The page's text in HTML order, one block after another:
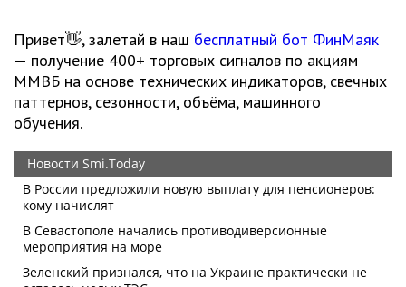
Привет👋, залетай в наш бесплатный бот ФинМаяк
— получение 400+ торговых сигналов по акциям
ММВБ на основе технических индикаторов, свечных
паттернов, сезонности, объёма, машинного
обучения.